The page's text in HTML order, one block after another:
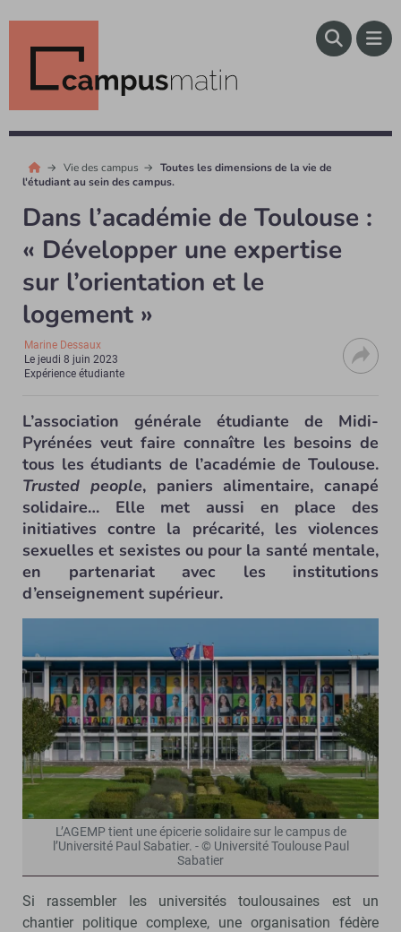
Vie des campus
Toutes les dimensions de la vie de
l'étudiant au sein des campus.
Dans l’académie de Toulouse :
« Développer une expertise
sur l’orientation et le
logement »
Marine Dessaux
Le jeudi 8 juin 2023
Expérience étudiante
L’association générale étudiante de Midi-
Pyrénées veut faire connaître les besoins de
tous les étudiants de l’académie de Toulouse.
Trusted people, paniers alimentaire, canapé
solidaire… Elle met aussi en place des
initiatives contre la précarité, les violences
sexuelles et sexistes ou pour la santé mentale,
en partenariat avec les institutions
d’enseignement supérieur.
L’AGEMP tient une épicerie solidaire sur le campus de
l’Université Paul Sabatier. - © Université Toulouse Paul
Sabatier
Si rassembler les universités toulousaines est un
chantier politique complexe, une organisation fédère